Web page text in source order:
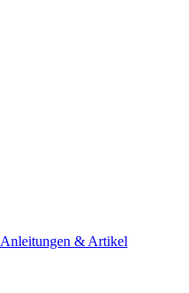
Anleitungen & Artikel